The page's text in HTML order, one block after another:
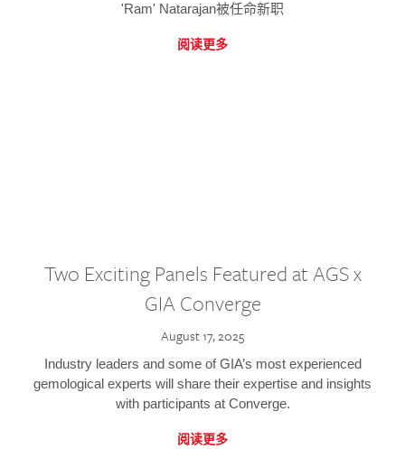
'Ram' Natarajan被任命新职
阅读更多
Two Exciting Panels Featured at AGS x
GIA Converge
August 17, 2025
Industry leaders and some of GIA’s most experienced
gemological experts will share their expertise and insights
with participants at Converge.
阅读更多